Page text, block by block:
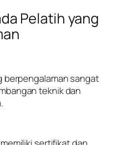
Pelatih yang
berpengalaman sangat
teknik dan